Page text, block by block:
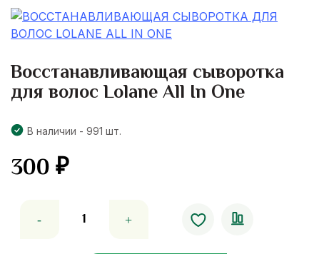
Восстанавливающая сыворотка
для волос Lolane All In One
В наличии - 991 шт.
300₽
товара